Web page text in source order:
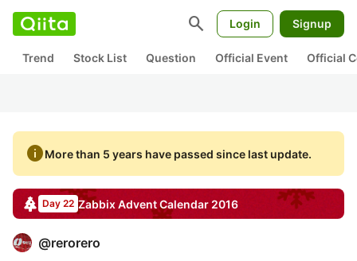
search Login Signup
Trend Stock List Question Official Event Official
infoMore than 5 years have passed since last update.
Day 22 ZabbixAdvent Calendar 2016
@rerorero